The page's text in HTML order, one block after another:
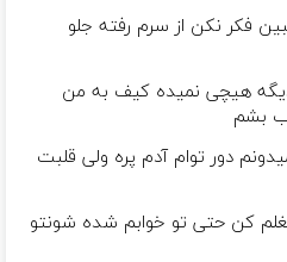
فکر نکن از سرم رفته جلو
هیچی نمیده کیف به من
بشم
دور توام آدم پره ولی قلبت
کن حتی تو خوابم شده شونتو